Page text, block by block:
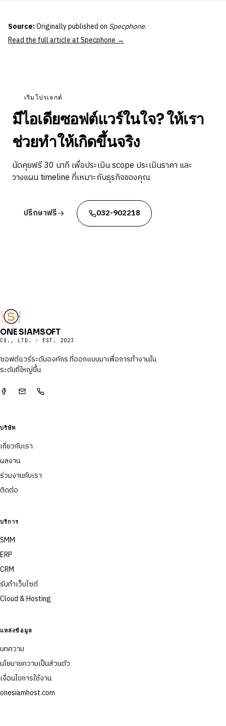
Source:Originally published on Specphone.
Read the full article at Specphone →
เริ่มโปรเจกต์
มีไอเดียซอฟต์แวร์ในใจ? ให้เรา
ช่วยทำให้เกิดขึ้นจริง
นัดคุยฟรี 30 นาที เพื่อประเมิน scope ประเมินราคา และ
วางแผน timeline ที่เหมาะกับธุรกิจของคุณ
ปรึกษาฟรี 032-902218
ONE SIAMSOFT
CO., LTD. · EST. 2023
ซอฟต์แวร์ระดับองค์กร ที่ออกแบบมาเพื่อการทำงานใน
ระดับที่ใหญ่ขึ้น
บริษัท
เกี่ยวกับเรา
ผลงาน
ร่วมงานกับเรา
ติดต่อ
บริการ
SMM
ERP
CRM
รับทำเว็บไซต์
Cloud & Hosting
แหล่งข้อมูล
บทความ
นโยบายความเป็นส่วนตัว
เงื่อนไขการใช้งาน
onesiamhost.com